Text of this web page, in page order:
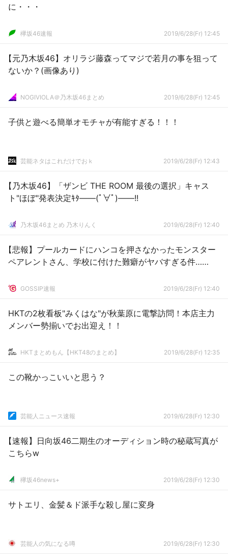
に・・・
欅坂46速報 2019/6/28(Fr) 12:45
【元乃木坂46】オリラジ藤森ってマジで若月の事を狙って
ないか？(画像あり)
NOGIVIOLA＠乃木坂46まとめ 2019/6/28(Fr) 12:45
子供と遊べる簡単オモチャが有能すぎる！！！
芸能ネタはこれだけでおｋ 2019/6/28(Fr) 12:43
【乃木坂46】「ザンビ THE ROOM 最後の選択」キャス
ト"ほぼ"発表決定ｷﾀ――(ﾟ∀ﾟ)――!!
乃木坂46まとめ 乃木りんく 2019/6/28(Fr) 12:40
【悲報】プールカードにハンコを押さなかったモンスター
ペアレントさん、学校に付けた難癖がヤバすぎる件……
GOSSIP速報 2019/6/28(Fr) 12:40
HKTの2枚看板"みくはな"が秋葉原に電撃訪問！本店主力
メンバー勢揃いでお出迎え！！
HKTまとめもん【HKT48のまとめ】 2019/6/28(Fr) 12:35
この靴かっこいいと思う？
芸能人ニュース速報 2019/6/28(Fr) 12:30
【速報】日向坂46二期生のオーディション時の秘蔵写真が
こちらw
欅坂46news+ 2019/6/28(Fr) 12:30
サトエリ、金髪＆ド派手な殺し屋に変身
芸能人の気になる噂 2019/6/28(Fr) 12:30